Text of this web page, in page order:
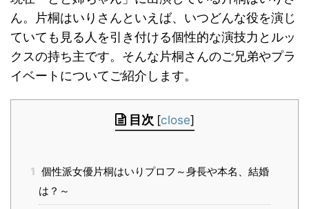
ん。片桐はいりさんといえば、いつどんな役を演じ
ていても見る人を引き付ける個性的な演技力とルッ
クスの持ち主です。そんな片桐さんのご兄弟やプラ
イベートについてご紹介します。
目次 [close]
1 個性派女優片桐はいりプロフ～身長や本名、結婚
は？～